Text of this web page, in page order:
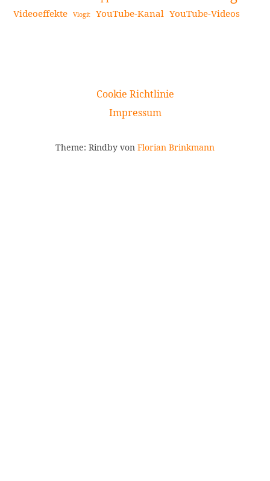
Videoeffekte Vlogit YouTube-Kanal YouTube-Videos
Cookie Richtlinie
Impressum
Theme: Rindby von Florian Brinkmann